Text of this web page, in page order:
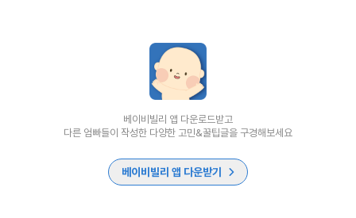
베이비빌리 앱 다운로드받고
다른 엄빠들이 작성한 다양한 고민&꿀팁글을 구경해보세요
베이비빌리 앱 다운받기